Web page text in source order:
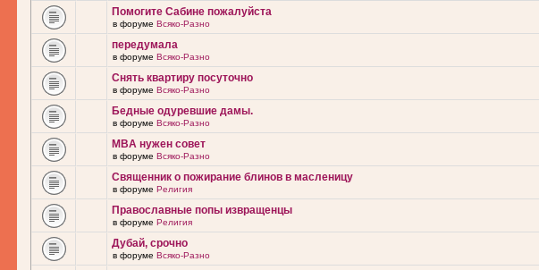
Помогите Сабине пожалуйста
в форуме Всяко-Разно
передумала
в форуме Всяко-Разно
Снять квартиру посуточно
в форуме Всяко-Разно
Бедные одуревшие дамы.
в форуме Всяко-Разно
MBA нужен совет
в форуме Всяко-Разно
Священник о пожирание блинов в масленицу
в форуме Религия
Православные попы извращенцы
в форуме Религия
Дубай, срочно
в форуме Всяко-Разно